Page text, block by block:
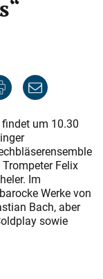
um 10.30
Felix
Im
Werke von
Bach, aber
sowie